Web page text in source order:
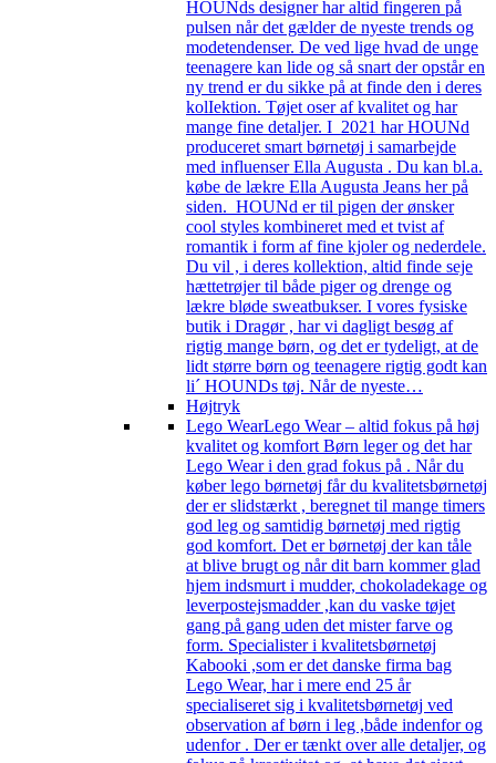
HOUNds designer har altid fingeren på
pulsen når det gælder de nyeste trends og
modetendenser. De ved lige hvad de unge
teenagere kan lide og så snart der opstår en
ny trend er du sikke på at finde den i deres
kolIektion. Tøjet oser af kvalitet og har
mange fine detaljer. I 2021 har HOUNd
produceret smart børnetøj i samarbejde
med influenser Ella Augusta . Du kan bl.a.
købe de lækre Ella Augusta Jeans her på
siden. HOUNd er til pigen der ønsker
cool styles kombineret med et tvist af
romantik i form af fine kjoler og nederdele.
Du vil , i deres kollektion, altid finde seje
hættetrøjer til både piger og drenge og
lækre bløde sweatbukser. I vores fysiske
butik i Dragør , har vi dagligt besøg af
rigtig mange børn, og det er tydeligt, at de
lidt større børn og teenagere rigtig godt kan
li´ HOUNDs tøj. Når de nyeste…
Højtryk
Lego WearLego Wear – altid fokus på høj
kvalitet og komfort Børn leger og det har
Lego Wear i den grad fokus på . Når du
køber lego børnetøj får du kvalitetsbørnetøj
der er slidstærkt , beregnet til mange timers
god leg og samtidig børnetøj med rigtig
god komfort. Det er børnetøj der kan tåle
at blive brugt og når dit barn kommer glad
hjem indsmurt i mudder, chokoladekage og
leverpostejsmadder ,kan du vaske tøjet
gang på gang uden det mister farve og
form. Specialister i kvalitetsbørnetøj
Kabooki ,som er det danske firma bag
Lego Wear, har i mere end 25 år
specialiseret sig i kvalitetsbørnetøj ved
observation af børn i leg ,både indenfor og
udenfor . Der er tænkt over alle detaljer, og